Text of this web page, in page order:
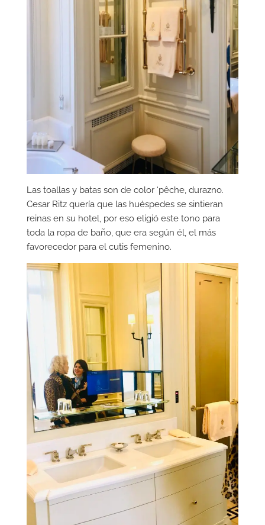
Las toallas y batas son de color ‘pêche, durazno.
Cesar Ritz quería que las huéspedes se sintieran
reinas en su hotel, por eso eligió este tono para
toda la ropa de baño, que era según él, el más
favorecedor para el cutis femenino.